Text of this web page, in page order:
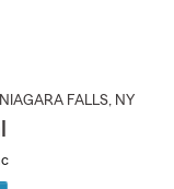
NIAGARA FALLS, NY